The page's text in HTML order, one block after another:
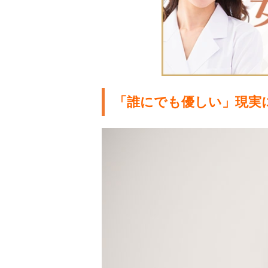
「誰にでも優しい」現実